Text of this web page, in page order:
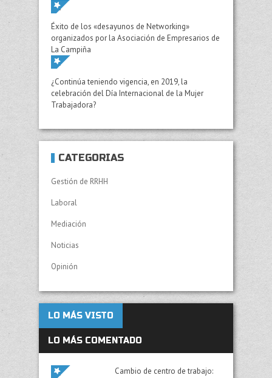
Éxito de los «desayunos de Networking»
organizados por la Asociación de Empresarios de
La Campiña
¿Continúa teniendo vigencia, en 2019, la
celebración del Día Internacional de la Mujer
Trabajadora?
CATEGORÍAS
Gestión de RRHH
Laboral
Mediación
Noticias
Opinión
LO MÁS VISTO
LO MÁS COMENTADO
Cambio de centro de trabajo: